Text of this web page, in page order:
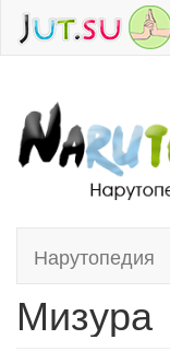
Нарутопедия
Мизура